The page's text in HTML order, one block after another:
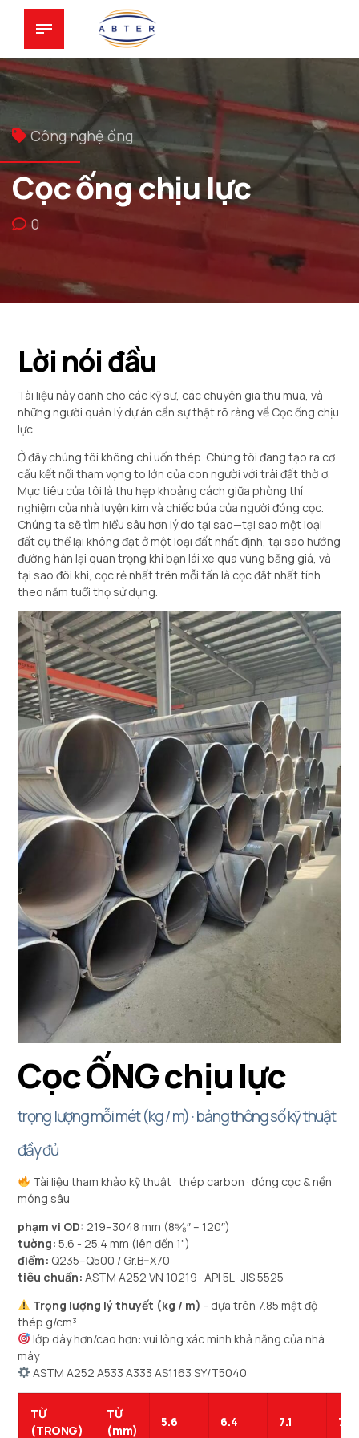
Công nghệ ống
Cọc ống chịu lực
0
Lời nói đầu
Tài liệu này dành cho các kỹ sư, các chuyên gia thu mua, và
những người quản lý dự án cần sự thật rõ ràng về Cọc ống chịu
lực.
Ở đây chúng tôi không chỉ uốn thép. Chúng tôi đang tạo ra cơ
cấu kết nối tham vọng to lớn của con người với trái đất thờ ơ.
Mục tiêu của tôi là thu hẹp khoảng cách giữa phòng thí
nghiệm của nhà luyện kim và chiếc búa của người đóng cọc.
Chúng ta sẽ tìm hiểu sâu hơn lý do tại sao—tại sao một loại
đất cụ thể lại không đạt ở một loại đất nhất định, tại sao hướng
đường hàn lại quan trọng khi bạn lái xe qua vùng băng giá, và
tại sao đôi khi, cọc rẻ nhất trên mỗi tấn là cọc đắt nhất tính
theo năm tuổi thọ sử dụng.
Cọc ỐNG chịu lực
trọng lượng mỗi mét (kg / m) · bảng thông số kỹ thuật
đầy đủ
Tài liệu tham khảo kỹ thuật · thép carbon · đóng cọc & nền
móng sâu
phạm vi OD: 219–3048 mm (8⁵⁄₈″ – 120″)
tường: 5.6 - 25.4 mm (lên đến 1")
điểm: Q235–Q500 / Gr.B–X70
tiêu chuẩn: ASTM A252 VN 10219 · API 5L · JIS 5525
Trọng lượng lý thuyết (kg / m) - dựa trên 7.85 mật độ
thép g/cm³
lớp dày hơn/cao hơn: vui lòng xác minh khả năng của nhà
máy
ASTM A252 A533 A333 AS1163 SY/T5040
TỪ
(TRONG)
TỪ
(mm)
5.6 6.4 7.1 7.9